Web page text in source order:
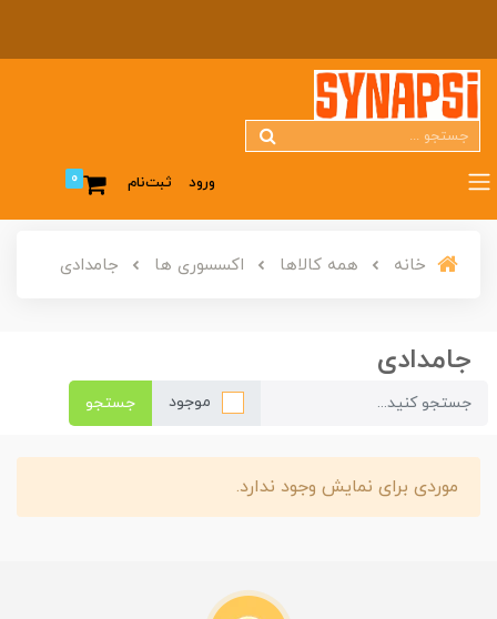
ورود ثبت‌نام 0
خانه همه کالاها اکسسوری ها جامدادی
جامدادی
موجود جستجو
موردی برای نمایش وجود ندارد.